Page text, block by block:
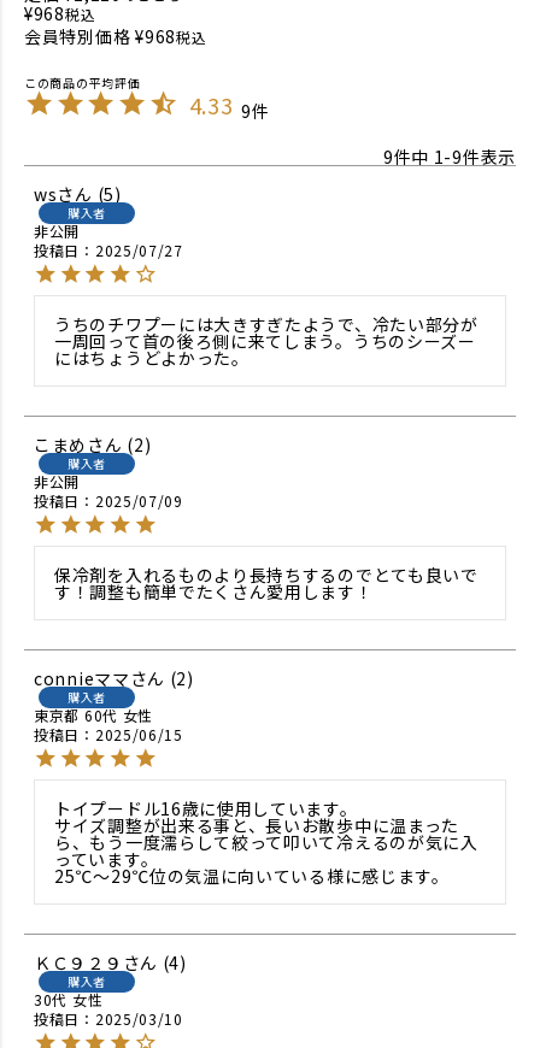
¥968税込
会員特別価格 ¥968税込
4.33 9
9件中 1-9件表示
ws
5
購入者
非公開
投稿日
2025/07/27
うちのチワプーには大きすぎたようで、冷たい部分が
一周回って首の後ろ側に来てしまう。うちのシーズー
にはちょうどよかった。
こまめ 2
購入者
非公開
投稿日
2025/07/09
保冷剤を入れるものより長持ちするのでとても良いで
す！調整も簡単でたくさん愛用します！
connieママ 2
購入者
東京都 60代 女性
投稿日
2025/06/15
トイプードル16歳に使用しています。
サイズ調整が出来る事と、長いお散歩中に温まった
ら、もう一度濡らして絞って叩いて冷えるのが気に入
っています。
25℃〜29℃位の気温に向いている様に感じます。
ＫＣ９２９ 4
購入者
30代 女性
投稿日
2025/03/10